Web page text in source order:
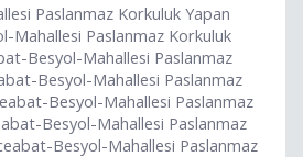
Paslanmaz Korkuluk Yapan
Mahallesi Paslanmaz Korkuluk
Besyol-Mahallesi Paslanmaz
Besyol-Mahallesi Paslanmaz
Besyol-Mahallesi Paslanmaz
Besyol-Mahallesi Paslanmaz
Besyol-Mahallesi Paslanmaz